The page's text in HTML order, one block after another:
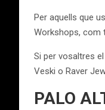
Per aquells que
Workshops, com
Si per vosaltres
Veski o Raver
PALO